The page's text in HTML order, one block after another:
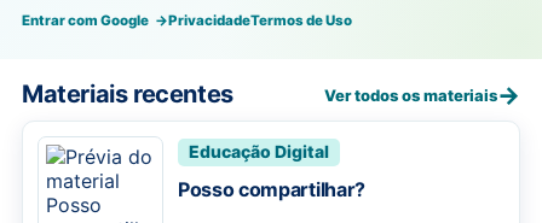
Entrar com Google →PrivacidadeTermos de Uso
Materiais recentes Ver todos os materiais→
Educação Digital
Posso compartilhar?